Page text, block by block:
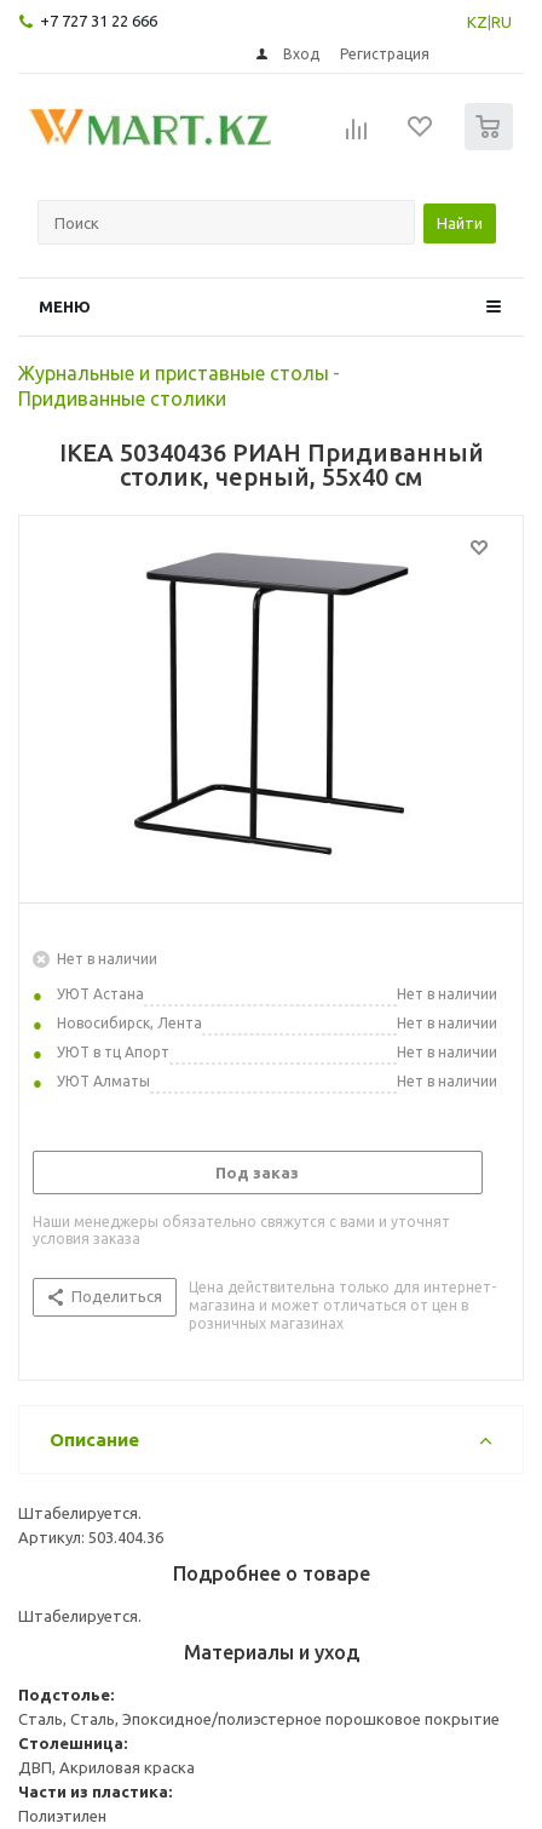
+7 727 31 22 666 KZ RU
Вход Регистрация
Найти
МЕНЮ
Журнальные и приставные столы -
Придиванные столики
IKEA 50340436 РИАН Придиванный
столик, черный, 55x40 см
Нет в наличии
УЮТ Астана
Нет в наличии
Новосибирск, Лента
Нет в наличии
УЮТ в тц Апорт
Нет в наличии
УЮТ Алматы
Нет в наличии
Под заказ
Наши менеджеры обязательно свяжутся с вами и уточнят
условия заказа
Поделиться
Цена действительна только для интернет-
магазина и может отличаться от цен в
розничных магазинах
Описание
Штабелируется.
Артикул: 503.404.36
Подробнее о товаре
Штабелируется.
Материалы и уход
Подстолье:
Сталь, Сталь, Эпоксидное/полиэстерное порошковое покрытие
Столешница:
ДВП, Акриловая краска
Части из пластика:
Полиэтилен